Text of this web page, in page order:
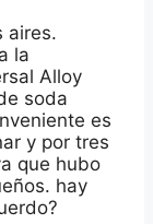
aires.
la
Alloy
soda
es
y por tres
que hubo
hay